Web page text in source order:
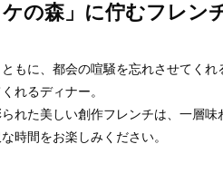
の森」に佇むフレン
もに、都会の喧騒を忘れさせてく
れるディナー。
れた美しい創作フレンチは、一層
時間をお楽しみください。